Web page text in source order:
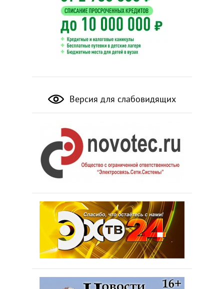
Версия для слабовидящих